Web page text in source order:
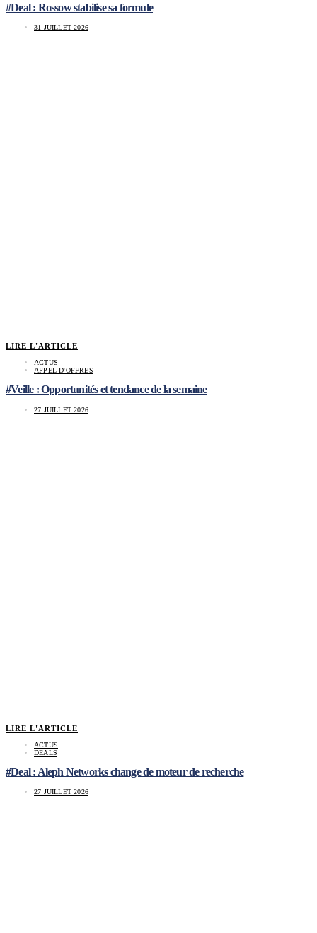
#Deal : Rossow stabilise sa formule
31 JUILLET 2026
LIRE L'ARTICLE
ACTUS
APPEL D'OFFRES
#Veille : Opportunités et tendance de la semaine
27 JUILLET 2026
LIRE L'ARTICLE
ACTUS
DEALS
#Deal : Aleph Networks change de moteur de recherche
27 JUILLET 2026